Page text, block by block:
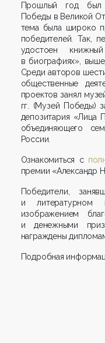
Прошлый год был
Победы в Великой
тема была широко
победителей. Так,
удостоен
в биографиях»,
Среди авторов
общественные
проектов занял
гг. (Музей Победы)
депозитария «Лица
объединяющего
России.
Ознакомиться с
премии «Александр
Победители,
и литературном
изображением
и денежными
награждены
Подробная